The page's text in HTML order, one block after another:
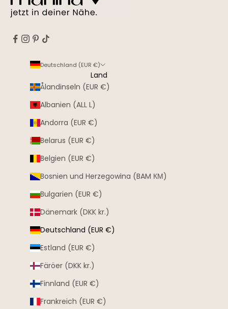
Deutschland (EUR €)
Land
Ålandinseln (EUR €)
Albanien (ALL L)
Andorra (EUR €)
Belarus (EUR €)
Belgien (EUR €)
Bosnien und Herzegowina (BAM КМ)
Bulgarien (EUR €)
Dänemark (DKK kr.)
Deutschland (EUR €)
Estland (EUR €)
Färöer (DKK kr.)
Finnland (EUR €)
Frankreich (EUR €)